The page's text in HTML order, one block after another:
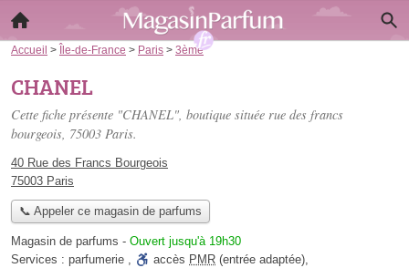
Accueil > Île-de-France > Paris > 3ème
CHANEL
Cette fiche présente "CHANEL", boutique située rue des francs
bourgeois, 75003 Paris.
40 Rue des Francs Bourgeois
75003 Paris
📞 Appeler ce magasin de parfums
Magasin de parfums - Ouvert jusqu'à 19h30
Services : parfumerie , accès PMR (entrée adaptée),